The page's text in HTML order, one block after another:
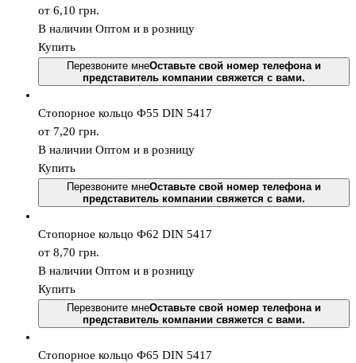
от 6,10 грн.
В наличии Оптом и в розницу
Купить
Перезвоните мнеОставьте свой номер телефона и
представитель компании свяжется с вами.
Стопорное кольцо Ф55 DIN 5417
от 7,20 грн.
В наличии Оптом и в розницу
Купить
Перезвоните мнеОставьте свой номер телефона и
представитель компании свяжется с вами.
Стопорное кольцо Ф62 DIN 5417
от 8,70 грн.
В наличии Оптом и в розницу
Купить
Перезвоните мнеОставьте свой номер телефона и
представитель компании свяжется с вами.
Стопорное кольцо Ф65 DIN 5417